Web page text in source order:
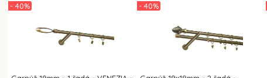
- 40% - 40%